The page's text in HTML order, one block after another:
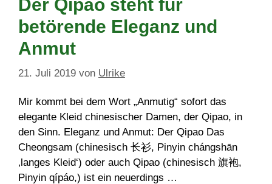
Der Qipao steht für
betörende Eleganz und
Anmut
21. Juli 2019 von Ulrike
Mir kommt bei dem Wort „Anmutig“ sofort das
elegante Kleid chinesischer Damen, der Qipao, in
den Sinn. Eleganz und Anmut: Der Qipao Das
Cheongsam (chinesisch 长衫, Pinyin chángshān
‚langes Kleid‘) oder auch Qipao (chinesisch 旗袍,
Pinyin qípáo,) ist ein neuerdings …